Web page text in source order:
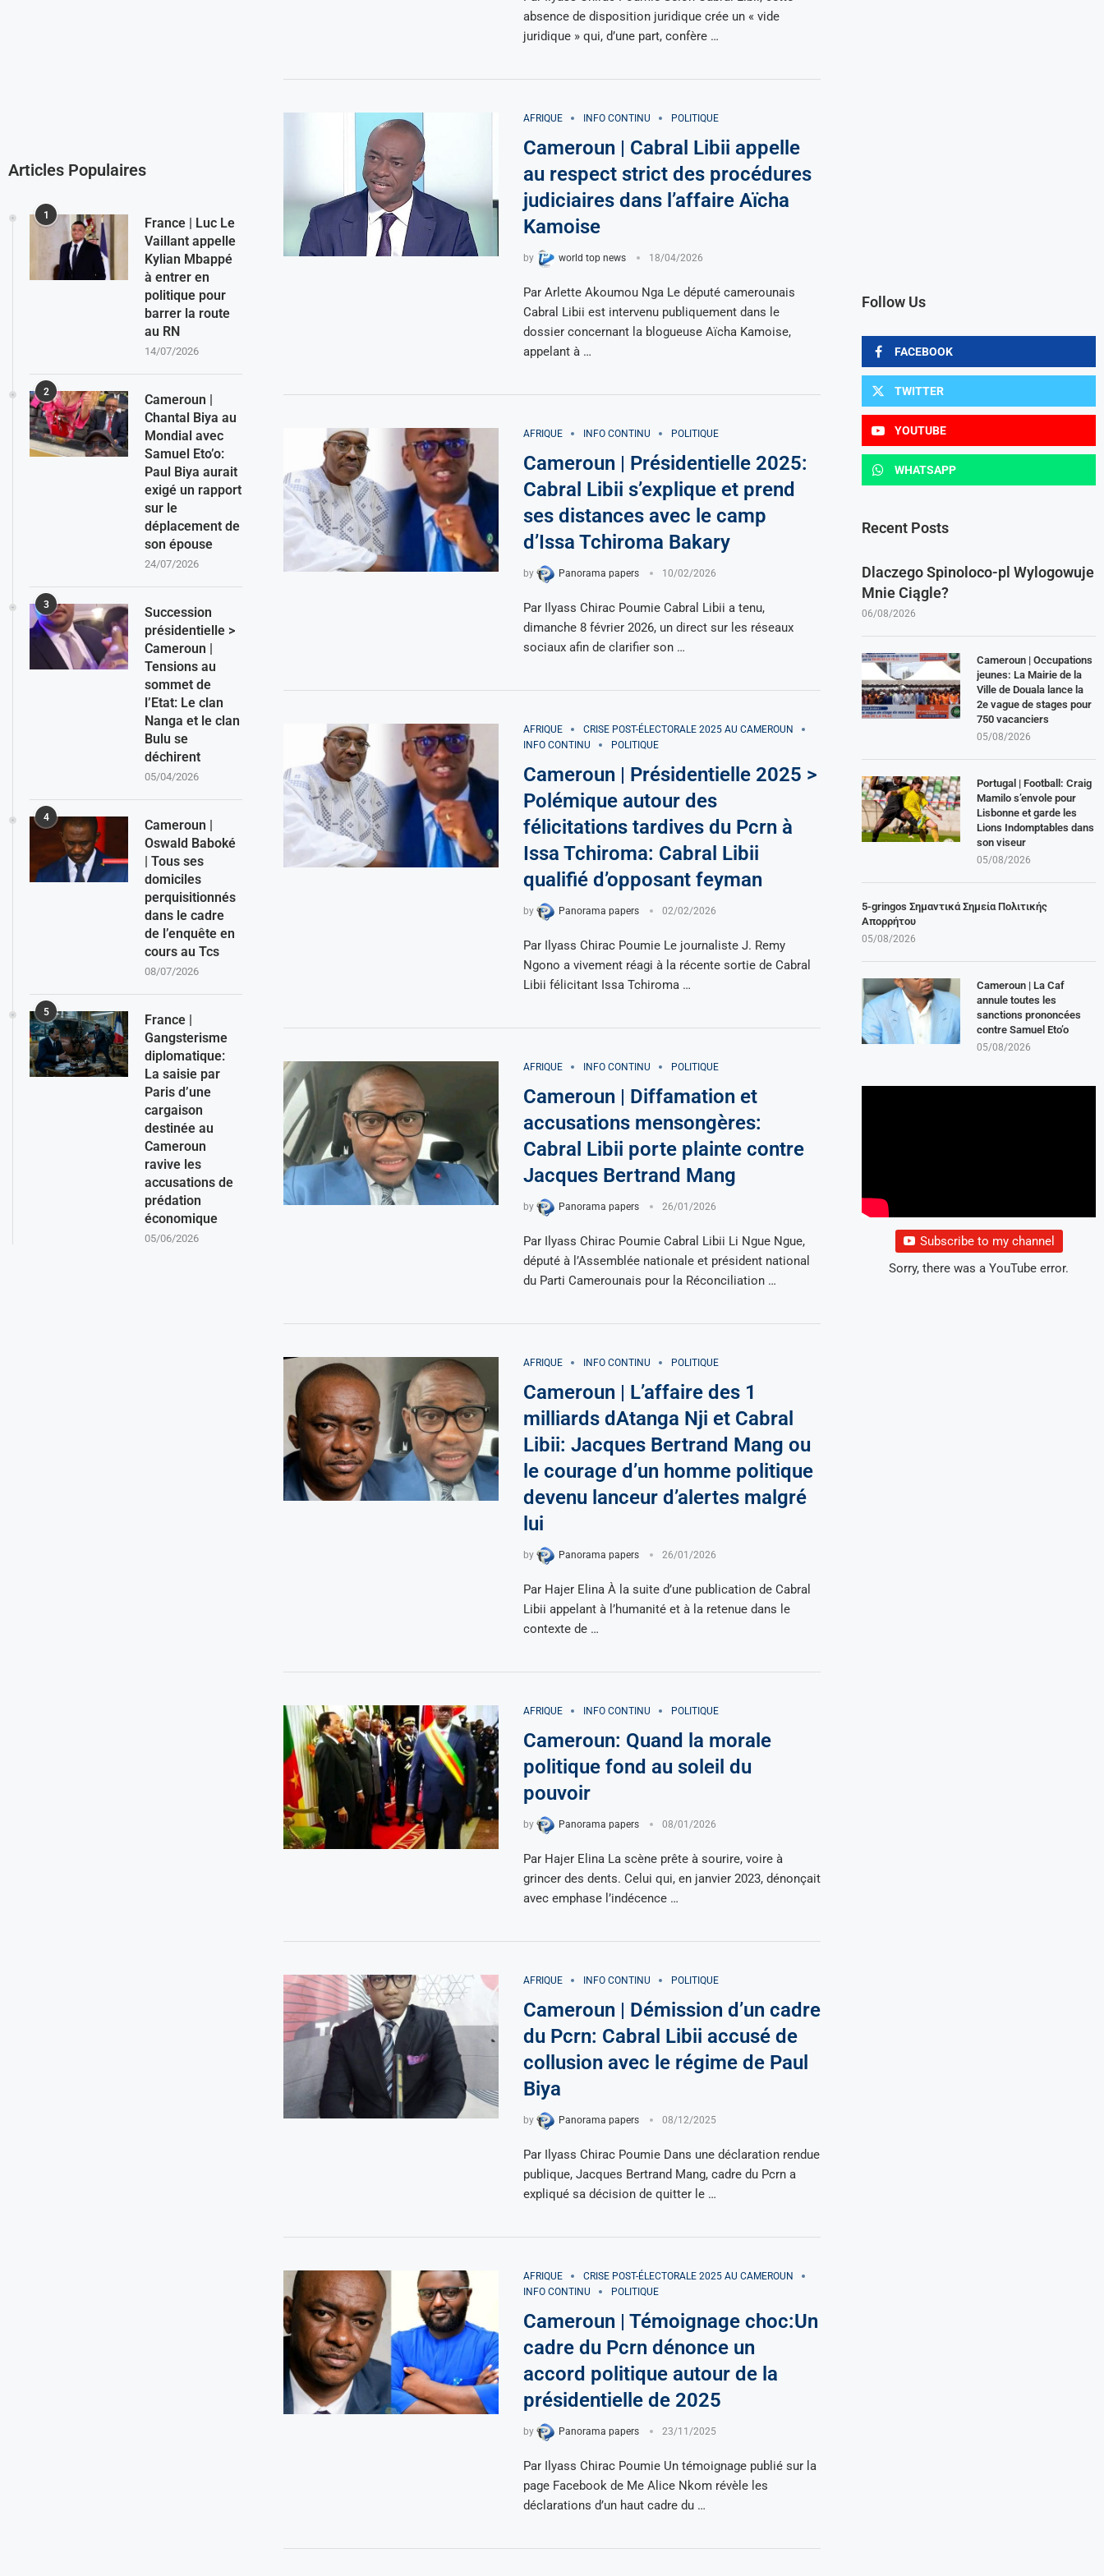
absence de disposition juridique crée un « vide
juridique » qui, d’une part, confère …
AFRIQUE INFO CONTINU POLITIQUE
Cameroun | Cabral Libii appelle
au respect strict des procédures
judiciaires dans l’affaire Aïcha
Kamoise
by world top news 18/04/2026
Par Arlette Akoumou Nga Le député camerounais
Cabral Libii est intervenu publiquement dans le
dossier concernant la blogueuse Aïcha Kamoise,
appelant à …
AFRIQUE INFO CONTINU POLITIQUE
Cameroun | Présidentielle 2025:
Cabral Libii s’explique et prend
ses distances avec le camp
d’Issa Tchiroma Bakary
by Panorama papers 10/02/2026
Par Ilyass Chirac Poumie Cabral Libii a tenu,
dimanche 8 février 2026, un direct sur les réseaux
sociaux afin de clarifier son …
AFRIQUE
CRISE POST-ÉLECTORALE 2025 AU CAMEROUN
INFO CONTINU
POLITIQUE
Cameroun | Présidentielle 2025 >
Polémique autour des
félicitations tardives du Pcrn à
Issa Tchiroma: Cabral Libii
qualifié d’opposant feyman
by Panorama papers 02/02/2026
Par Ilyass Chirac Poumie Le journaliste J. Remy
Ngono a vivement réagi à la récente sortie de Cabral
Libii félicitant Issa Tchiroma …
AFRIQUE INFO CONTINU POLITIQUE
Cameroun | Diffamation et
accusations mensongères:
Cabral Libii porte plainte contre
Jacques Bertrand Mang
by Panorama papers 26/01/2026
Par Ilyass Chirac Poumie Cabral Libii Li Ngue Ngue,
député à l’Assemblée nationale et président national
du Parti Camerounais pour la Réconciliation …
AFRIQUE INFO CONTINU POLITIQUE
Cameroun | L’affaire des 1
milliards dAtanga Nji et Cabral
Libii: Jacques Bertrand Mang ou
le courage d’un homme politique
devenu lanceur d’alertes malgré
lui
by Panorama papers 26/01/2026
Par Hajer Elina À la suite d’une publication de Cabral
Libii appelant à l’humanité et à la retenue dans le
contexte de …
AFRIQUE INFO CONTINU POLITIQUE
Cameroun: Quand la morale
politique fond au soleil du
pouvoir
by Panorama papers 08/01/2026
Par Hajer Elina La scène prête à sourire, voire à
grincer des dents. Celui qui, en janvier 2023, dénonçait
avec emphase l’indécence …
AFRIQUE INFO CONTINU POLITIQUE
Cameroun | Démission d’un cadre
du Pcrn: Cabral Libii accusé de
collusion avec le régime de Paul
Biya
by Panorama papers 08/12/2025
Par Ilyass Chirac Poumie Dans une déclaration rendue
publique, Jacques Bertrand Mang, cadre du Pcrn a
expliqué sa décision de quitter le …
AFRIQUE
CRISE POST-ÉLECTORALE 2025 AU CAMEROUN
INFO CONTINU
POLITIQUE
Cameroun | Témoignage choc:Un
cadre du Pcrn dénonce un
accord politique autour de la
présidentielle de 2025
by Panorama papers 23/11/2025
Par Ilyass Chirac Poumie Un témoignage publié sur la
page Facebook de Me Alice Nkom révèle les
déclarations d’un haut cadre du …
Follow Us
FACEBOOK
TWITTER
YOUTUBE
WHATSAPP
Recent Posts
Dlaczego Spinoloco-pl Wylogowuje
Mnie Ciągle?
06/08/2026
Cameroun | Occupations
jeunes: La Mairie de la
Ville de Douala lance la
2e vague de stages pour
750 vacanciers
05/08/2026
Portugal | Football: Craig
Mamilo s’envole pour
Lisbonne et garde les
Lions Indomptables dans
son viseur
05/08/2026
5-gringos Σημαντικά Σημεία Πολιτικής
Απορρήτου
05/08/2026
Cameroun | La Caf
annule toutes les
sanctions prononcées
contre Samuel Eto’o
05/08/2026
Subscribe to my channel
Sorry, there was a YouTube error.
Articles Populaires
1
France | Luc Le
Vaillant appelle
Kylian Mbappé
à entrer en
politique pour
barrer la route
au RN
14/07/2026
2
Cameroun |
Chantal Biya au
Mondial avec
Samuel Eto’o:
Paul Biya aurait
exigé un rapport
sur le
déplacement de
son épouse
24/07/2026
3
Succession
présidentielle >
Cameroun |
Tensions au
sommet de
l’Etat: Le clan
Nanga et le clan
Bulu se
déchirent
05/04/2026
4
Cameroun |
Oswald Baboké
| Tous ses
domiciles
perquisitionnés
dans le cadre
de l’enquête en
cours au Tcs
08/07/2026
5
France |
Gangsterisme
diplomatique:
La saisie par
Paris d’une
cargaison
destinée au
Cameroun
ravive les
accusations de
prédation
économique
05/06/2026